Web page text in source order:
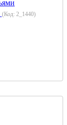
(Код: 2_1440)